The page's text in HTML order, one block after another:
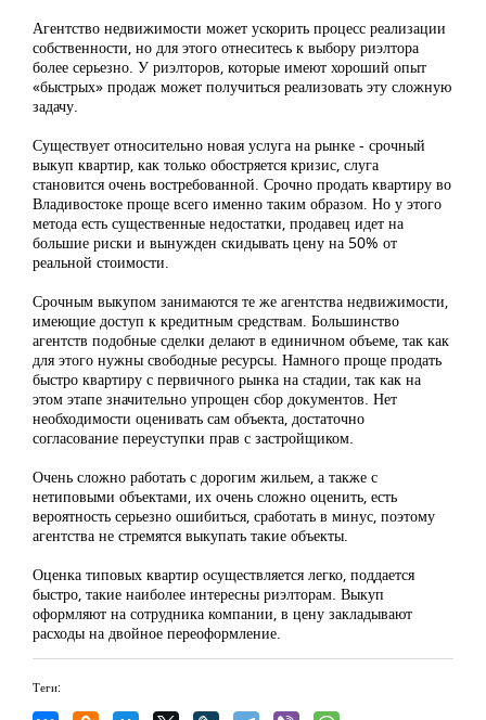
Агентство недвижимости может ускорить процесс реализации
собственности, но для этого отнеситесь к выбору риэлтора
более серьезно. У риэлторов, которые имеют хороший опыт
«быстрых» продаж может получиться реализовать эту сложную
задачу.
Существует относительно новая услуга на рынке - срочный
выкуп квартир, как только обостряется кризис, слуга
становится очень востребованной. Срочно продать квартиру во
Владивостоке проще всего именно таким образом. Но у этого
метода есть существенные недостатки, продавец идет на
большие риски и вынужден скидывать цену на 50% от
реальной стоимости.
Срочным выкупом занимаются те же агентства недвижимости,
имеющие доступ к кредитным средствам. Большинство
агентств подобные сделки делают в единичном объеме, так как
для этого нужны свободные ресурсы. Намного проще продать
быстро квартиру с первичного рынка на стадии, так как на
этом этапе значительно упрощен сбор документов. Нет
необходимости оценивать сам объекта, достаточно
согласование переуступки прав с застройщиком.
Очень сложно работать с дорогим жильем, а также с
нетиповыми объектами, их очень сложно оценить, есть
вероятность серьезно ошибиться, сработать в минус, поэтому
агентства не стремятся выкупать такие объекты.
Оценка типовых квартир осуществляется легко, поддается
быстро, такие наиболее интересны риэлторам. Выкуп
оформляют на сотрудника компании, в цену закладывают
расходы на двойное переоформление.
Теги: